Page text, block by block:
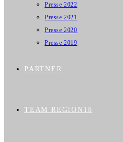
Presse 2022
Presse 2021
Presse 2020
Presse 2019
PARTNER
TEAM REGION18